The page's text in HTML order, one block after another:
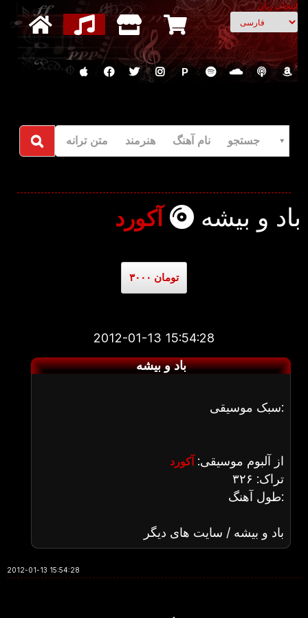
انتخاب زبان
P
جستجو نام آهنگ هنرمند متن ترانه
باد و بیشه آکورد
۳۰۰۰ تومان
2012-01-13 15:54:28
باد و بیشه
سبک موسیقی:
از آلبوم موسیقی: آکورد
تراک: ۳۲۶
طول آهنگ:
باد و بیشه / سایت های دیگر
2012-01-13 15:54:28